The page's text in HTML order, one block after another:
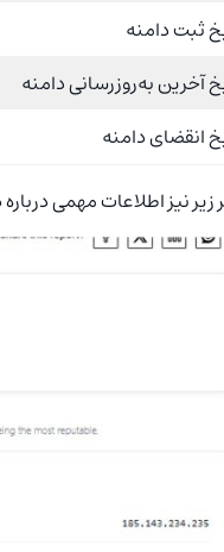
ثبت دامنه
آخرین به‌روزرسانی دامنه
انقضای دامنه
زیر نیز اطلاعات مهمی